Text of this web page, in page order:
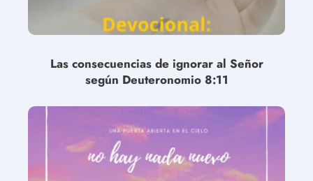
Las consecuencias de ignorar al Señor
según Deuteronomio 8:11